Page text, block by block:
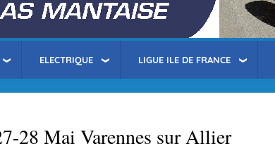
ELECTRIQUE LIGUE ILE DE FRANCE
28 Mai Varennes sur Allier